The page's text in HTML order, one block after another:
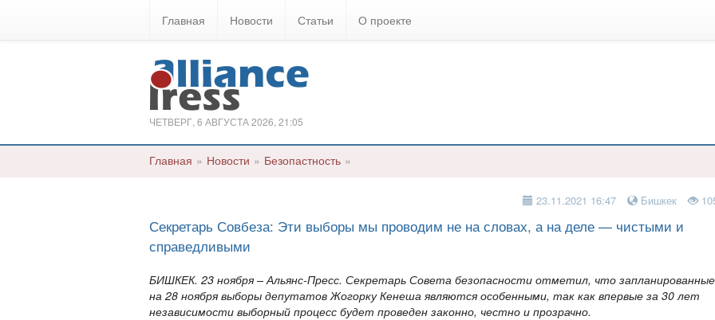
Главная Новости Статьи О проекте
ЧЕТВЕРГ, 6 АВГУСТА 2026, 21:05
Главная » Новости » Безопастность »
23.11.2021 16:47 Бишкек
Секретарь Совбеза: Эти выборы мы проводим не на словах, а на деле — чистыми и
справедливыми
БИШКЕК. 23 ноября – Альянс-Пресс. Секретарь Совета безопасности отметил, что запланированные
на 28 ноября выборы депутатов Жогорку Кенеша являются особенными, так как впервые за 30 лет
независимости выборный процесс будет проведен законно, честно и прозрачно.